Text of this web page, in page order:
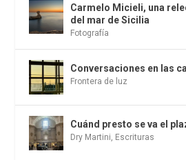
Carmelo Micieli, una
del mar de Sicilia
Fotografía
Conversaciones en las
Frontera de luz
Cuánd presto se va el
Dry Martini, Escrituras